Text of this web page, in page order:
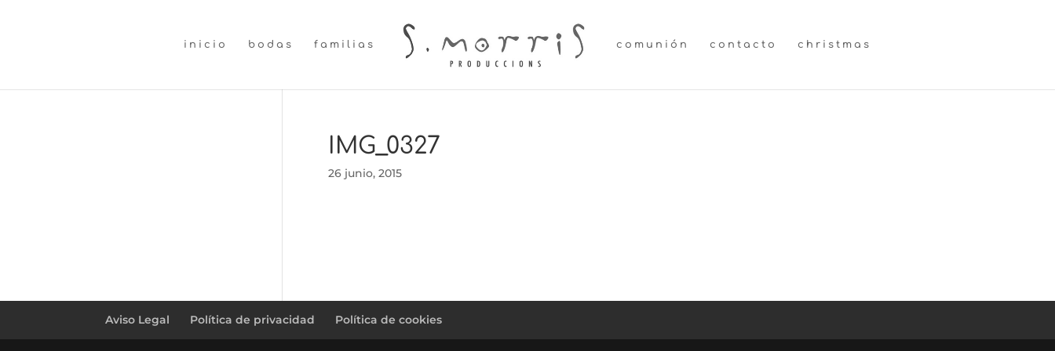
inicio bodas familias comunión contacto christmas
IMG_0327
26 junio, 2015
Aviso Legal Política de privacidad Política de cookies